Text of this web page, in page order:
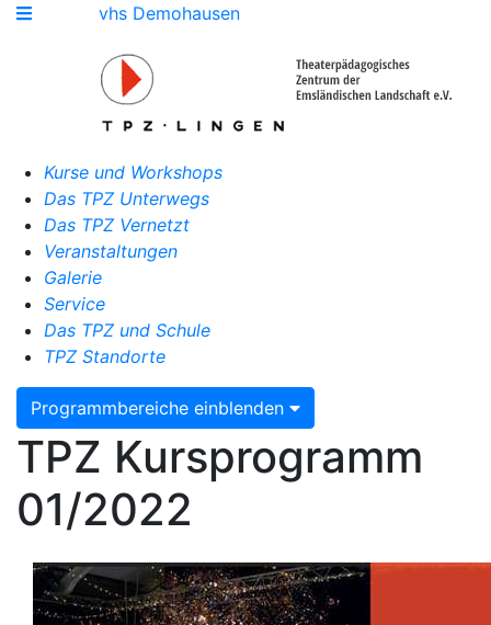
vhs Demohausen
Kurse und Workshops
Das TPZ Unterwegs
Das TPZ Vernetzt
Veranstaltungen
Galerie
Service
Das TPZ und Schule
TPZ Standorte
Programmbereiche einblenden
TPZ Kursprogramm
01/2022